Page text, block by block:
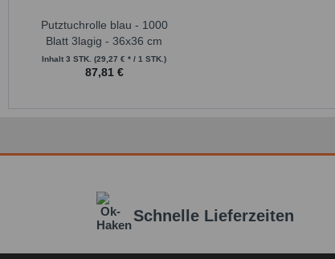
Putztuchrolle blau - 1000
Blatt 3lagig - 36x36 cm
Inhalt 3 STK. (29,27 € * / 1 STK.)
87,81 €
Schnelle Lieferzeiten